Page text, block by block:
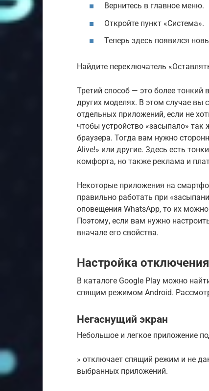
Вернитесь в главное меню.
Откройте пункт «Система».
Теперь здесь появился
Найдите переключатель
Третий способ — это более
других моделях. В этом случае вы
отдельных приложений, если не
чтобы устройство «засыпало» так
браузера. Тогда вам нужно
Alive!» или другие. Здесь есть
комфорта, но также реклама и
Некоторые приложения на
правильно работать при
оповещения WhatsApp, то их
Поэтому, если вам нужно
вначале его свойства.
Настройка
В каталоге Google Play можно
спящим режимом Android.
Негаснущий экран
Небольшое и легкое приложение
» отключает спящий режим и не
выбранных приложений.